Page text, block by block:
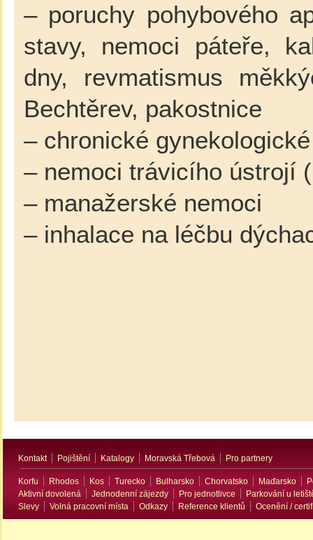
– poruchy pohybového
stavy, nemoci páteře,
dny, revmatismus
Bechtěrev, pakostnice
– chronické
– nemoci trávicího ústrojí
– manažerské nemoci
– inhalace na léčbu
Kontakt Pojištění Katalogy Moravská Třebová Pro partnery
Korfu Rhodos Kos Turecko Bulharsko Chorvatsko Maďarsko
Aktivní dovolená
Jednodenní zájezdy Pro jednotlivce
Parkování u
Slevy
Volná pracovní místa Odkazy Reference klientů Ocenění /